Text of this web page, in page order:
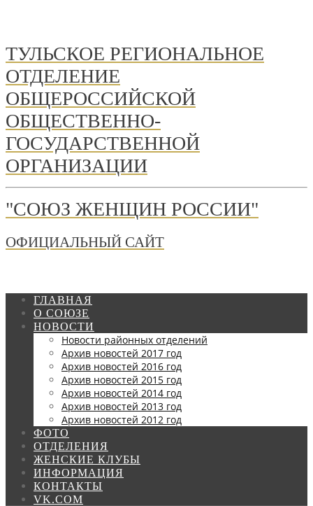
ТУЛЬСКОЕ РЕГИОНАЛЬНОЕ
ОТДЕЛЕНИЕ
ОБЩЕРОССИЙСКОЙ
ОБЩЕСТВЕННО-
ГОСУДАРСТВЕННОЙ
ОРГАНИЗАЦИИ
"СОЮЗ ЖЕНЩИН РОССИИ"
ОФИЦИАЛЬНЫЙ САЙТ
ГЛАВНАЯ
О СОЮЗЕ
НОВОСТИ
Новости районных отделений
Архив новостей 2017 год
Архив новостей 2016 год
Архив новостей 2015 год
Архив новостей 2014 год
Архив новостей 2013 год
Архив новостей 2012 год
ФОТО
ОТДЕЛЕНИЯ
ЖЕНСКИЕ КЛУБЫ
ИНФОРМАЦИЯ
КОНТАКТЫ
VK.COM